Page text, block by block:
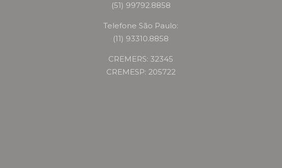
(51) 99792.8858
Telefone São Paulo:
(11) 93310.8858
CREMERS: 32345
CREMESP: 205722